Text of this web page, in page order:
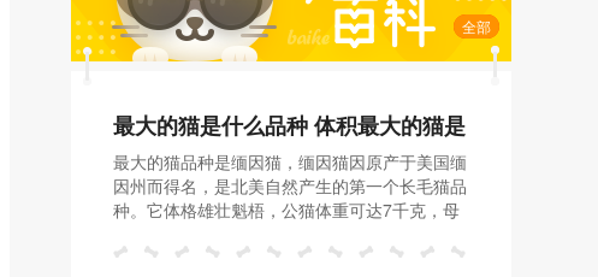
全部
最大的猫是什么品种 体积最大的猫是
什么品种
最大的猫品种是缅因猫，缅因猫因原产于美国缅
因州而得名，是北美自然产生的第一个长毛猫品
种。它体格雄壮魁梧，公猫体重可达7千克，母